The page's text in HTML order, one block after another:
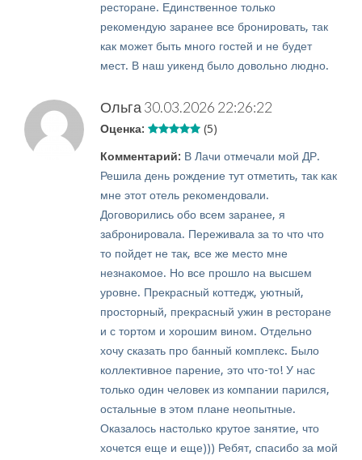
ресторане. Единственное только
рекомендую заранее все бронировать, так
как может быть много гостей и не будет
мест. В наш уикенд было довольно людно.
Ольга 30.03.2026 22:26:22
Оценка: (5)
Комментарий: В Лачи отмечали мой ДР.
Решила день рождение тут отметить, так как
мне этот отель рекомендовали.
Договорились обо всем заранее, я
забронировала. Переживала за то что что
то пойдет не так, все же место мне
незнакомое. Но все прошло на высшем
уровне. Прекрасный коттедж, уютный,
просторный, прекрасный ужин в ресторане
и с тортом и хорошим вином. Отдельно
хочу сказать про банный комплекс. Было
коллективное парение, это что-то! У нас
только один человек из компании парился,
остальные в этом плане неопытные.
Оказалось настолько крутое занятие, что
хочется еще и еще))) Ребят, спасибо за мой